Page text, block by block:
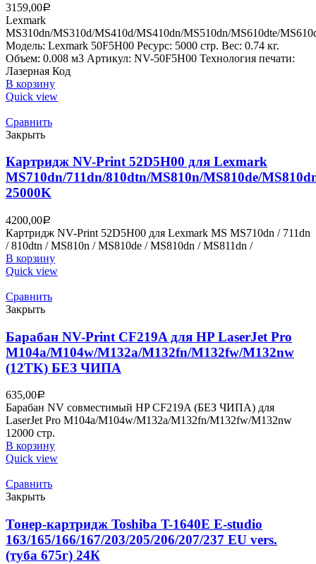
3159,00Р
Lexmark
MS310dn/MS310d/MS410d/MS410dn/MS510dn/MS610dte/
Модель: Lexmark 50F5H00 Ресурс: 5000 стр. Вес: 0.74 кг.
Объем: 0.008 м3 Артикул: NV-50F5H00 Технология печати:
Лазерная Код
В корзину
Quick view
Сравнить
Закрыть
Картридж NV-Print 52D5H00 для Lexmark
MS710dn/711dn/810dtn/MS810n/MS810de/
25000K
4200,00Р
Картридж NV-Print 52D5H00 для Lexmark MS MS710dn / 711dn
/ 810dtn / MS810n / MS810de / MS810dn / MS811dn /
В корзину
Quick view
Сравнить
Закрыть
Барабан NV-Print CF219A для HP LaserJet Pro
M104a/M104w/M132a/M132fn/M132fw/M132nw
(12TK) БЕЗ ЧИПА
635,00Р
Барабан NV совместимый HP CF219A (БЕЗ ЧИПА) для
LaserJet Pro M104a/M104w/M132a/M132fn/M132fw/M132nw
12000 стр.
В корзину
Quick view
Сравнить
Закрыть
Тонер-картридж Toshiba T-1640E E-studio
163/165/166/167/203/205/206/207/237 EU vers.
(туба 675г) 24К